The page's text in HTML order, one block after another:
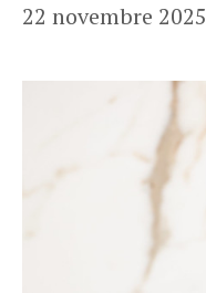
22 novembre 2025